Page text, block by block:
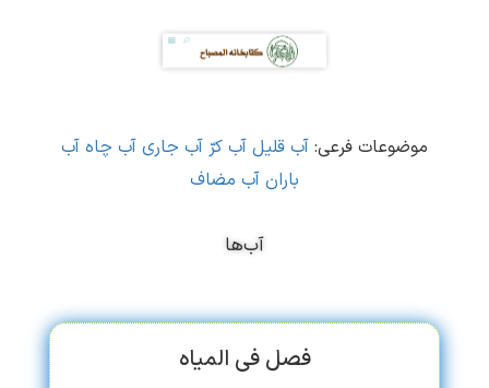
موضوعات فرعی: آب قلیل آب کرّ آب جاری آب چاه آب
باران آب مضاف
آب‌ها
فصل فی المیاه